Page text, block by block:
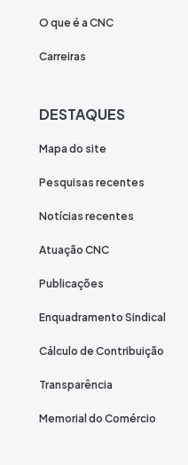
O que é a CNC
Carreiras
DESTAQUES
Mapa do site
Pesquisas recentes
Notícias recentes
Atuação CNC
Publicações
Enquadramento Sindical
Cálculo de Contribuição
Transparência
Memorial do Comércio